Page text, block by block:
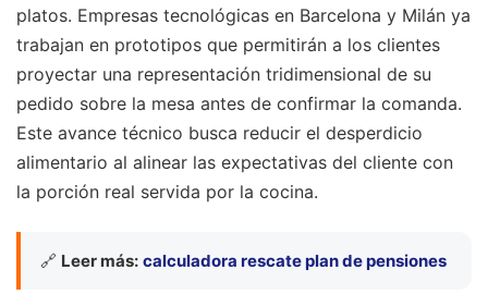
platos. Empresas tecnológicas en Barcelona y Milán ya
trabajan en prototipos que permitirán a los clientes
proyectar una representación tridimensional de su
pedido sobre la mesa antes de confirmar la comanda.
Este avance técnico busca reducir el desperdicio
alimentario al alinear las expectativas del cliente con
la porción real servida por la cocina.
🔗 Leer más: calculadora rescate plan de pensiones